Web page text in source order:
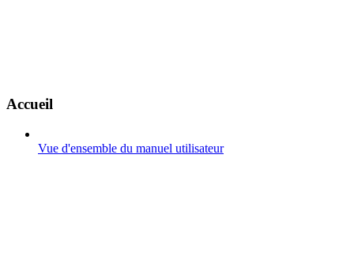
Accueil
Vue d'ensemble du manuel utilisateur